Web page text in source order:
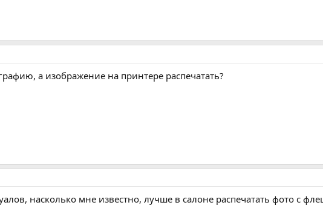
а изображение на принтере распечатать?
насколько мне известно, лучше в салоне распечатать фото с